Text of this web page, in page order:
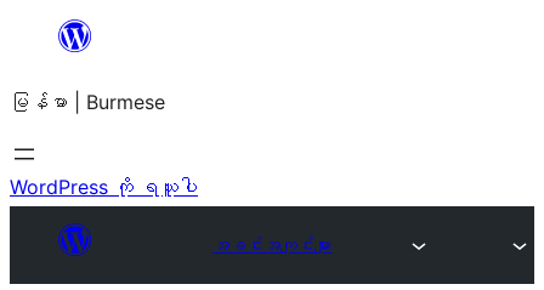
အကြောင်းအရာ
ကျော်သွား
ရန်
မြန်မာ | Burmese
WordPress ကို ရယူပါ
အခင်းအကျင်းများ